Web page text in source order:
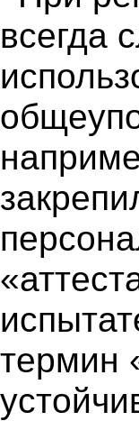
всегда
термин